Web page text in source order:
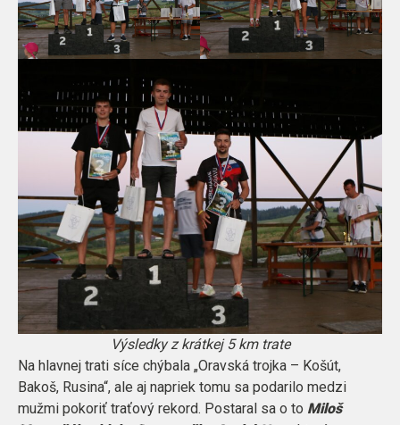
Výsledky z krátkej 5 km trate
Na hlavnej trati síce chýbala „Oravská trojka – Košút,
Bakoš, Rusina“, ale aj napriek tomu sa podarilo medzi
mužmi pokoriť traťový rekord. Postaral sa o to Miloš